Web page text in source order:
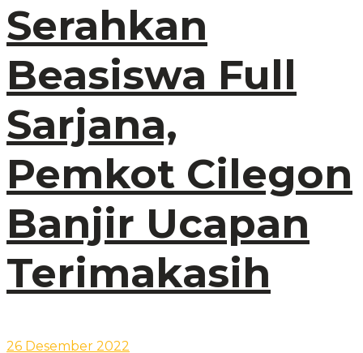
Serahkan
Beasiswa Full
Sarjana,
Pemkot Cilegon
Banjir Ucapan
Terimakasih
26 Desember 2022